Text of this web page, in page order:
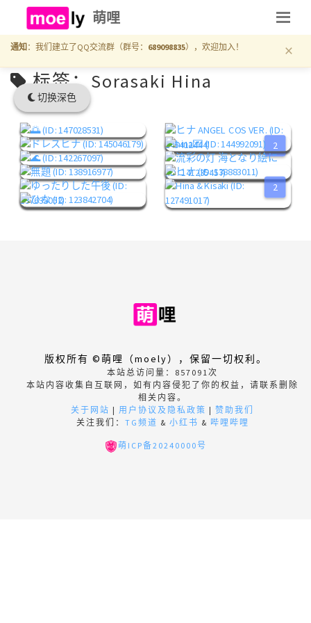
切换深色
萌哩
通知 ：我们建立了QQ交流群（群号： 689098835），欢迎加入！ ×
标签：Sorasaki Hina
2
2
版权所有 ©萌哩（moely），保留一切权利。
本站总访问量： 857091次
本站内容收集自互联网，如有内容侵犯了你的权益，请联系删除
相关内容。
关于网站 | 用户协议及隐私政策 | 赞助我们
关注我们： TG频道 & 小红书 & 哔哩哔哩
萌ICP备20240000号